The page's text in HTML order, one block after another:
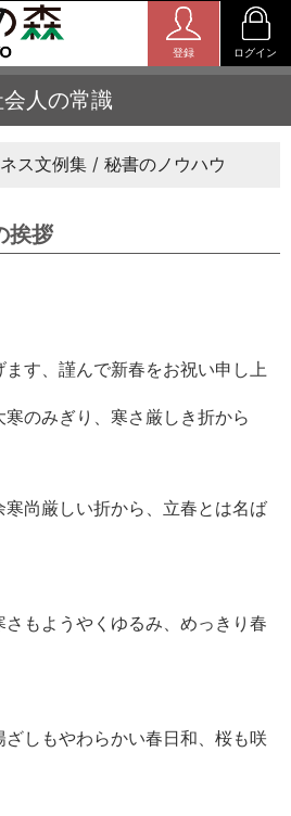
登録 ログイン
人の常識
ス文例集 秘書のノウハウ
挨拶
す、謹んで新春をお祝い申し上
のみぎり、寒さ厳しき折から
尚厳しい折から、立春とは名ば
もようやくゆるみ、めっきり春
しもやわらかい春日和、桜も咲